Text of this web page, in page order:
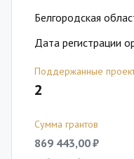
Белгородская
Дата регистрации
Поддержанные
2
Сумма грантов
869 443,00 ₽